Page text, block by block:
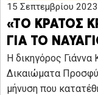
15 Σεπτεμβρίου 2023
«ΤΟ ΚΡΑΤΟΣ
ΓΙΑ ΤΟ
Η δικηγόρος Γιάννα
Δικαιώματα
μήνυση που